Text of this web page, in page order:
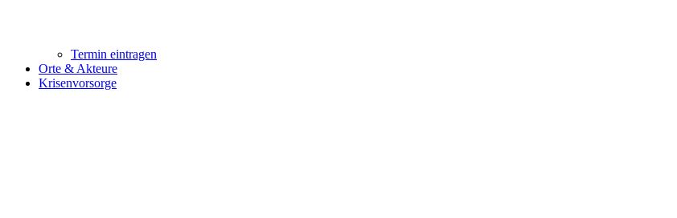
Termin eintragen
Orte & Akteure
Krisenvorsorge